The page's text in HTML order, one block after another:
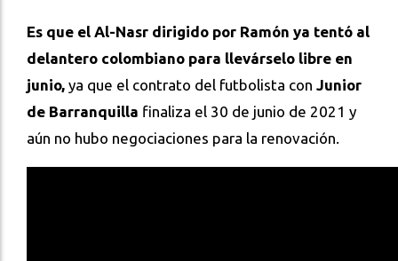
Es que el Al-Nasr dirigido por Ramón ya tentó al
delantero colombiano para llevárselo libre en
junio, ya que el contrato del futbolista con Junior
de Barranquilla finaliza el 30 de junio de 2021 y
aún no hubo negociaciones para la renovación.